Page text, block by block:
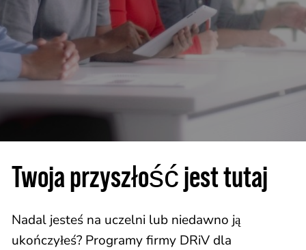
Twoja przyszłość jest tutaj
Nadal jesteś na uczelni lub niedawno ją
ukończyłeś? Programy firmy DRiV dla